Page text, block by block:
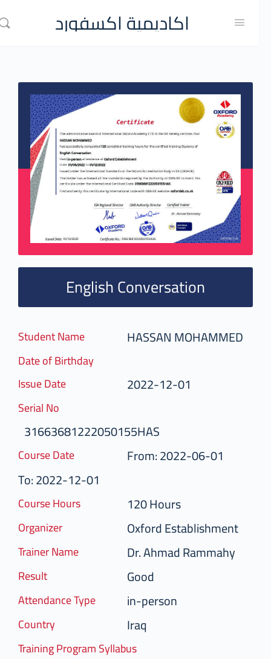
اكاديمية اكسفورد
English Conversation
Student Name HASSAN MOHAMMED
Date of Birthday
Issue Date
2022-12-01
Serial No
31663681222050155HAS
Course Date
From: 2022-06-01
To: 2022-12-01
Course Hours 120 Hours
Organizer Oxford Establishment
Trainer Name Dr. Ahmad Rammahy
Result Good
Attendance Type in-person
Country Iraq
Training Program Syllabus